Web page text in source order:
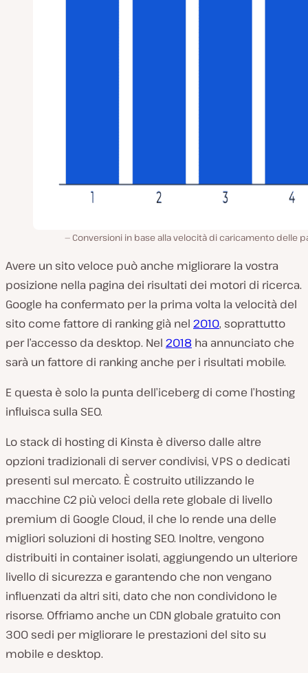
Conversioni in base alla velocità di caricamento delle
Avere un sito veloce può anche migliorare la vostra
posizione nella pagina dei risultati dei motori di ricerca.
Google ha confermato per la prima volta la velocità del
sito come fattore di ranking già nel 2010, soprattutto
per l’accesso da desktop. Nel 2018 ha annunciato che
sarà un fattore di ranking anche per i risultati mobile.
E questa è solo la punta dell’iceberg di come l’hosting
influisca sulla SEO.
Lo stack di hosting di Kinsta è diverso dalle altre
opzioni tradizionali di server condivisi, VPS o dedicati
presenti sul mercato. È costruito utilizzando le
macchine C2 più veloci della rete globale di livello
premium di Google Cloud, il che lo rende una delle
migliori soluzioni di hosting SEO. Inoltre, vengono
distribuiti in container isolati, aggiungendo un ulteriore
livello di sicurezza e garantendo che non vengano
influenzati da altri siti, dato che non condividono le
risorse. Offriamo anche un CDN globale gratuito con
300 sedi per migliorare le prestazioni del sito su
mobile e desktop.